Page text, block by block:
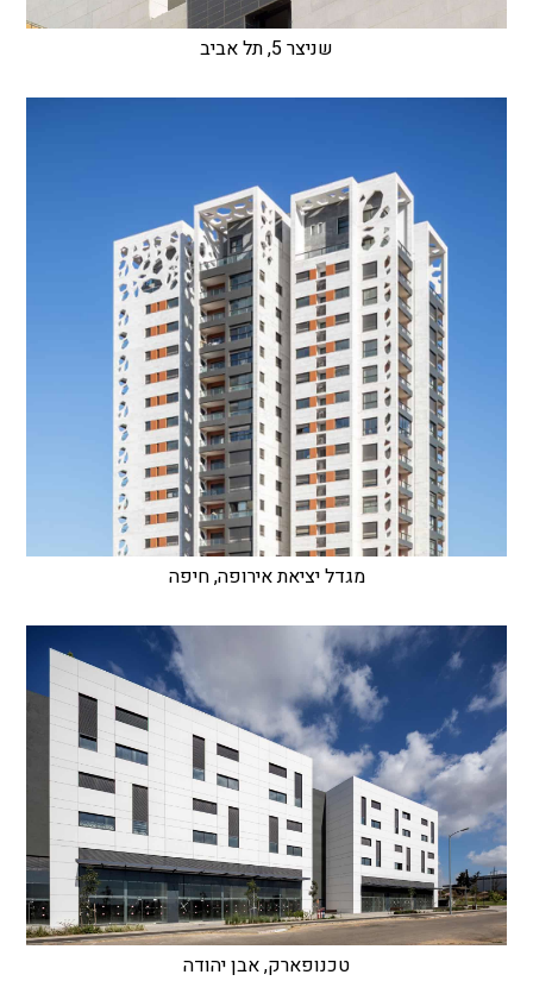
שניצר 5, תל אביב
מגדל יציאת אירופה, חיפה
טכנופארק, אבן יהודה